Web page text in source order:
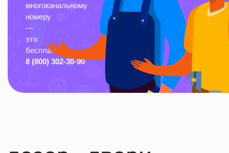
многоканальному
номеру
—
это
бесплатно:
8 (800) 302-30-90